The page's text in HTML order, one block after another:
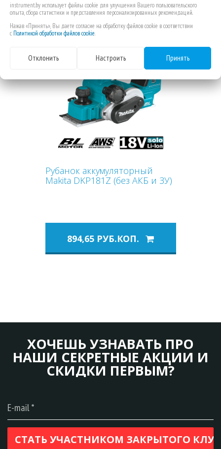
1 298,70 РУБ.КОП.
-2%
Рубанок аккумуляторный
Makita DKP181Z (без АКБ и ЗУ)
894,65 РУБ.КОП.
ХОЧЕШЬ УЗНАВАТЬ ПРО
НАШИ СЕКРЕТНЫЕ АКЦИИ И
СКИДКИ ПЕРВЫМ?
instrument.by использует файлы cookie для улучшения Вашего пользовательского
опыта, сбора статистики и представления персонализированных рекомендаций.
Нажав «Принять», Вы даете согласие на обработку файлов cookie в соответствии
с Политикой обработки файлов cookie.
Отклонить Настроить Принять